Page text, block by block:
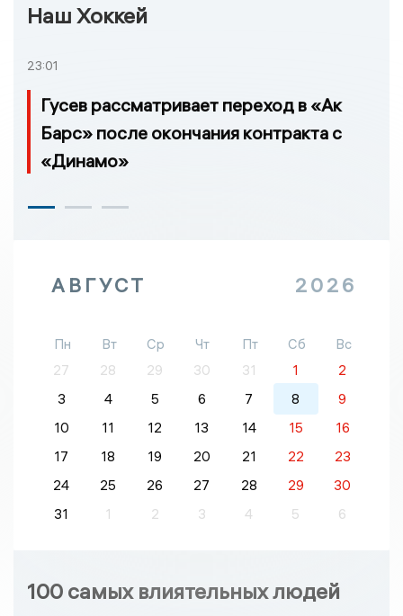
Наш Хоккей
23:01
Гусев рассматривает переход в «Ак
Барс» после окончания контракта с
«Динамо»
АВГУСТ 2026
Пн Вт Ср Чт Пт Сб
Вс
27
28 29 30 31 1
2
3
4 5 6 7 8
9
10
11 12 13 14 15
16
17
18 19 20 21 22
23
24
25 26 27 28 29
30
31
1 2 3 4 5 6
100 самых влиятельных людей